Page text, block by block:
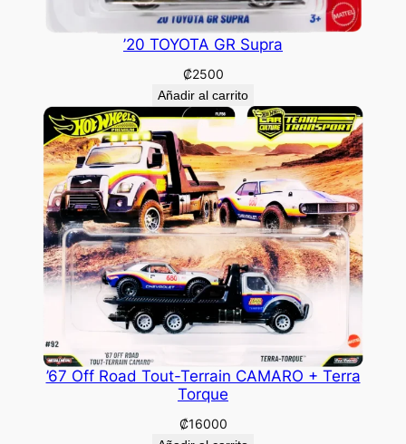
’20 TOYOTA GR Supra
₡2500
Añadir al carrito
’67 Off Road Tout-Terrain CAMARO + Terra
Torque
₡16000